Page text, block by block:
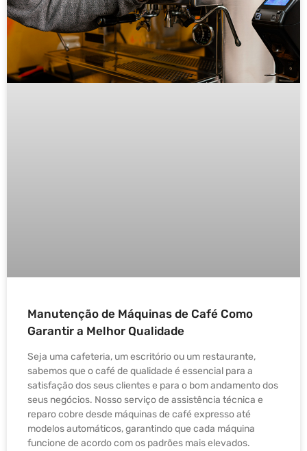
Manutenção de Máquinas de Café Como
Garantir a Melhor Qualidade
Seja uma cafeteria, um escritório ou um restaurante,
sabemos que o café de qualidade é essencial para a
satisfação dos seus clientes e para o bom andamento dos
seus negócios. Nosso serviço de assistência técnica e
reparo cobre desde máquinas de café expresso até
modelos automáticos, garantindo que cada máquina
funcione de acordo com os padrões mais elevados.